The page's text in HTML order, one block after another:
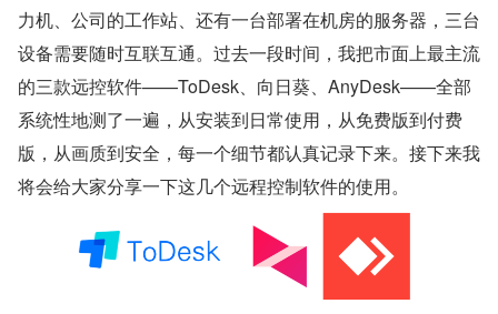
力机、公司的工作站、还有一台部署在机房的服务器，三台
设备需要随时互联互通。过去一段时间，我把市面上最主流
的三款远控软件——ToDesk、向日葵、AnyDesk——全部
系统性地测了一遍，从安装到日常使用，从免费版到付费
版，从画质到安全，每一个细节都认真记录下来。接下来我
将会给大家分享一下这几个远程控制软件的使用。